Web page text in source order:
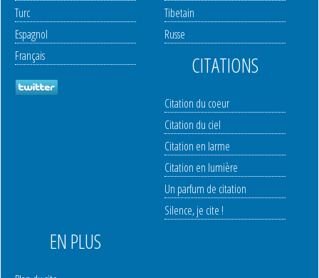
Turc
Espagnol
Français
Tibetain
Russe
CITATIONS
Citation du coeur
Citation du ciel
Citation en larme
Citation en lumière
Un parfum de citation
Silence, je cite !
EN PLUS